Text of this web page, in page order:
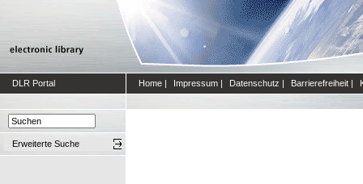
DLR Portal Home | Impressum | Datenschutz | Barrierefreiheit |
Erweiterte Suche